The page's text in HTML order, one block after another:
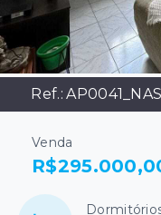
Ref.:
Venda